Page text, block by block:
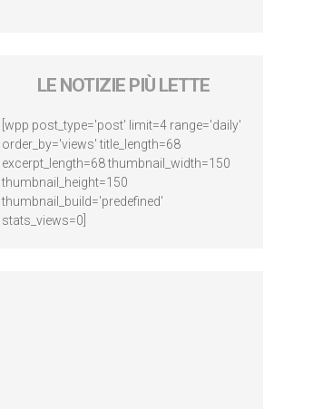
LE NOTIZIE PIÙ LETTE
[wpp post_type='post' limit=4 range='daily'
order_by='views' title_length=68
excerpt_length=68 thumbnail_width=150
thumbnail_height=150
thumbnail_build='predefined'
stats_views=0]